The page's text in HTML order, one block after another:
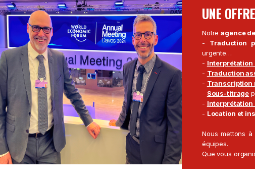
Parispeuvent intervenir
rapidement partout en France et
à l’étranger, en proposant des
solutions fiables, adaptées à des
contextes exigeants et souvent
complexes.
Découvrez notre
équipe
UNE
Notreagence
- Traduction
urgente…
- Interprétation
- Traduction
- Transcription
- Sous-titrage
- Interprétation
- Location et
Nous mettons
équipes.
Que vous